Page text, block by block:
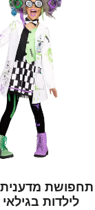
תחפושת
לילדות בגילאי 10-